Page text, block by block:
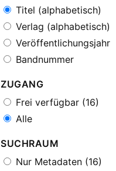
Titel (alphabetisch)
Verlag (alphabetisch)
Veröffentlichungsjahr
Bandnummer
ZUGANG
Frei verfügbar (16)
Alle
SUCHRAUM
Nur Metadaten (16)